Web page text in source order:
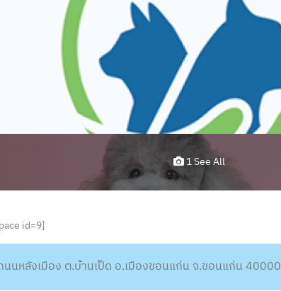
1 See All
id=9]
นหลังเมือง ต.บ้านเป็ด อ.เมืองขอนแก่น จ.ขอนแก่น 40000